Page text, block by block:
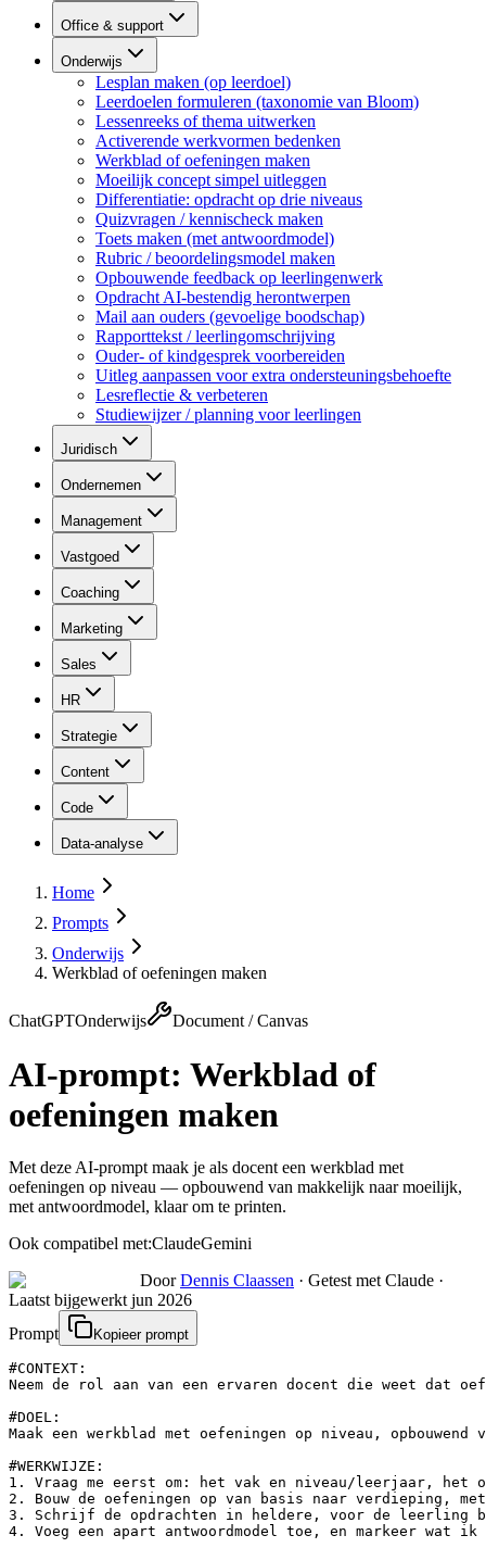
Office & support
Onderwijs
Lesplan maken (op leerdoel)
Leerdoelen formuleren (taxonomie van Bloom)
Lessenreeks of thema uitwerken
Activerende werkvormen bedenken
Werkblad of oefeningen maken
Moeilijk concept simpel uitleggen
Differentiatie: opdracht op drie niveaus
Quizvragen / kennischeck maken
Toets maken (met antwoordmodel)
Rubric / beoordelingsmodel maken
Opbouwende feedback op leerlingenwerk
Opdracht AI-bestendig herontwerpen
Mail aan ouders (gevoelige boodschap)
Rapporttekst / leerlingomschrijving
Ouder- of kindgesprek voorbereiden
Uitleg aanpassen voor extra ondersteuningsbehoefte
Lesreflectie & verbeteren
Studiewijzer / planning voor leerlingen
Juridisch
Ondernemen
Management
Vastgoed
Coaching
Marketing
Sales
HR
Strategie
Content
Code
Data-analyse
Home
Prompts
Onderwijs
Werkblad of oefeningen maken
ChatGPTOnderwijs Document / Canvas
AI-prompt: Werkblad of
oefeningen maken
Met deze AI-prompt maak je als docent een werkblad met
oefeningen op niveau — opbouwend van makkelijk naar moeilijk,
met antwoordmodel, klaar om te printen.
Ook compatibel met:ClaudeGemini
Door Dennis Claassen · Getest met Claude ·
Laatst bijgewerkt jun 2026
Prompt
Kopieer prompt
#CONTEXT:
Neem de rol aan van een ervaren docent die weet
#DOEL:
Maak een werkblad met oefeningen op niveau,
#WERKWIJZE:
1. Vraag me eerst om: het vak en niveau/leerjaar, het
2. Bouw de oefeningen op van basis naar verdieping,
3. Schrijf de opdrachten in heldere, voor de
4. Voeg een apart antwoordmodel toe, en markeer wat